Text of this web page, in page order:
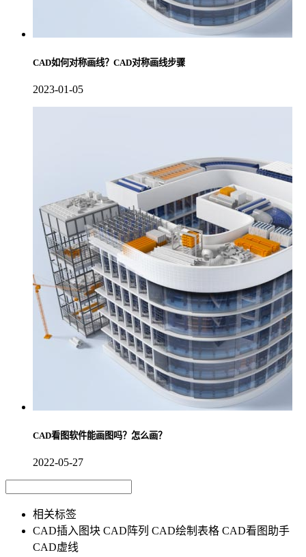
CAD如何对称画线？CAD对称画线步骤
2023-01-05
CAD看图软件能画图吗？怎么画？
2022-05-27
相关标签
CAD插入图块 CAD阵列 CAD绘制表格 CAD看图助手
CAD虚线